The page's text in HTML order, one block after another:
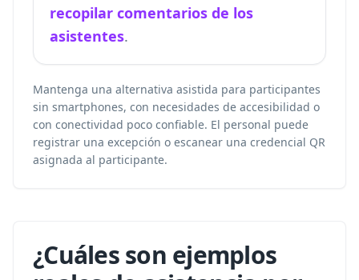
recopilar comentarios de los
asistentes.
Mantenga una alternativa asistida para participantes
sin smartphones, con necesidades de accesibilidad o
con conectividad poco confiable. El personal puede
registrar una excepción o escanear una credencial QR
asignada al participante.
¿Cuáles son ejemplos